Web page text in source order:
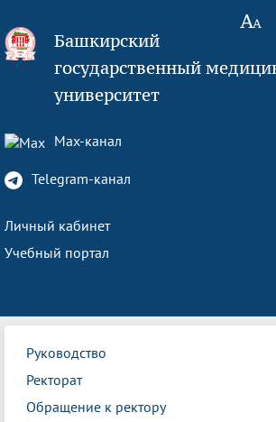
Башкирский
государственный
университет
Max-канал
Telegram-канал
Личный кабинет
Учебный портал
Руководство
Ректорат
Обращение к ректору